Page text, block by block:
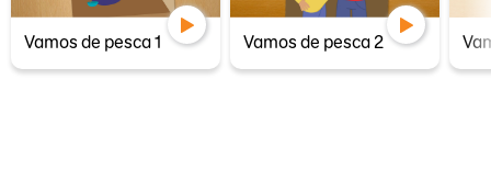
Vamos de pesca 1 Vamos de pesca 2